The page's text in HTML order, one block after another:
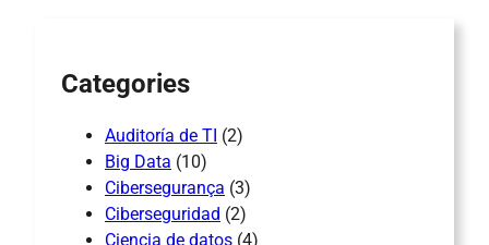
Categories
Auditoría de TI (2)
Big Data (10)
Cibersegurança (3)
Ciberseguridad (2)
Ciencia de datos (4)